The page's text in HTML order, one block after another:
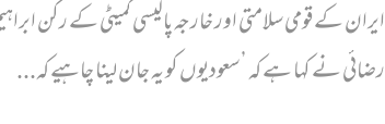
ایران کے قومی سلامتی اور خارجہ پالیسی کمیٹی کے رکن
رضائی نے کہا ہے کہ ’سعودیوں کو یہ جان لینا چاہیے کہ...